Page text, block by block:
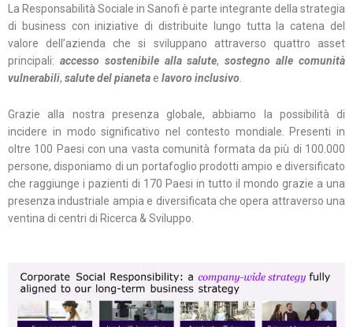
La Responsabilità Sociale in Sanofi è parte integrante della strategia
di business con iniziative di distribuite lungo tutta la catena del
valore dell’azienda che si sviluppano attraverso quattro asset
principali: accesso sostenibile alla salute,sostegno alle comunità
vulnerabili, salute del pianetae lavoro inclusivo
Grazie alla nostra presenza globale, abbiamo la possibilità di
incidere in modo significativo nel contesto mondiale. Presenti in
oltre 100 Paesi con una vasta comunità formata da più di 100.000
persone, disponiamo di un portafoglio prodotti ampio e diversificato
che raggiunge i pazienti di 170 Paesi in tutto il mondo grazie a una
presenza industriale ampia e diversificata che opera attraverso una
ventina di centri di Ricerca & Sviluppo.